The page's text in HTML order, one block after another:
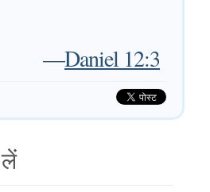
—Daniel 12:3